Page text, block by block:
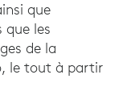
que
que les
de la
le tout à partir